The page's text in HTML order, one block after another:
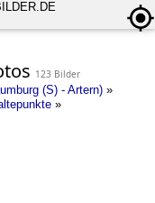
123 Bilder
(S) - Artern) »
»